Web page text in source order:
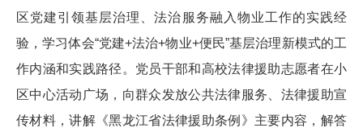
区党建引领基层治理、法治服务融入物业工作的实践经
验，学习体会“党建+法治+物业+便民”基层治理新模式的工
作内涵和实践路径。党员干部和高校法律援助志愿者在小
区中心活动广场，向群众发放公共法律服务、法律援助宣
传材料，讲解《黑龙江省法律援助条例》主要内容，解答